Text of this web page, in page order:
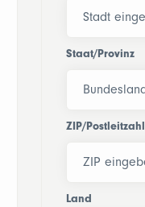
Staat/Provinz
ZIP/Postleitzahl
Land